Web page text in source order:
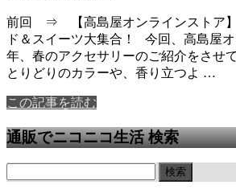
前回 ⇒ 【高島屋オンラインストア】
ド＆スイーツ大集合！ 今回、高島屋
年、春のアクセサリーのご紹介をさせ
とりどりのカラーや、香り立つよ …
この記事を読む
通販でニコニコ生活 検索